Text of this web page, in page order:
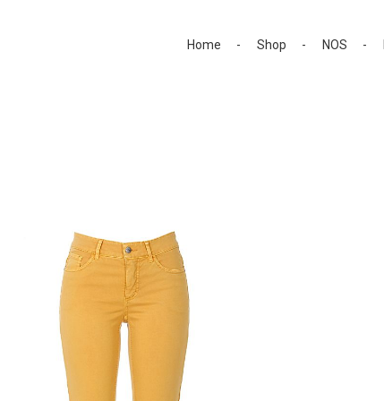
Home
Shop NOS